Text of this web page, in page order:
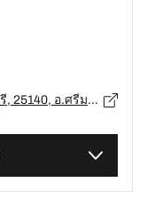
336 ม.10 ต.ท่าตูม อ.ศรีมหาโพธิ, ปราจีนบุรี, 25140, อ.ศรีมหาโพธิ, ปราจีนบุรี - 25140